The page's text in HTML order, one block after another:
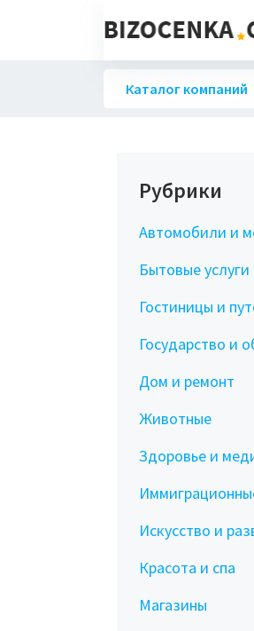
Каталог компаний
Рубрики
Автомобили и
Бытовые услуги
Гостиницы и
Государство и
Дом и ремонт
Животные
Здоровье и
Искусство и
Красота и спа
Магазины